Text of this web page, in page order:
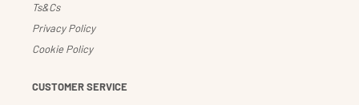
Ts&Cs
Privacy Policy
Cookie Policy
CUSTOMER SERVICE